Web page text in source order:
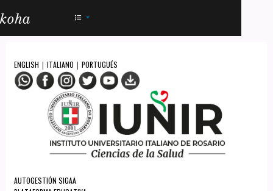
ENGLISH | ITALIANO | PORTUGUÉS
AUTOGESTIÓN SIGAA